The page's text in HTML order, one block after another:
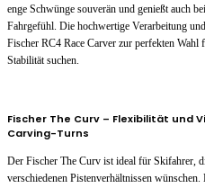
enge Schwünge souverän und genießt auch
Fahrgefühl. Die hochwertige Verarbeitung
Fischer RC4 Race Carver zur perfekten
Stabilität suchen.
Fischer The Curv – Flexibilität und
Carving-Turns
Der Fischer The Curv ist ideal für Skifahrer,
verschiedenen Pistenverhältnissen